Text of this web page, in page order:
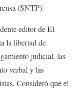
(SNTP).
editor de El
la libertad de
judicial, las
verbal y las
Consideró que el